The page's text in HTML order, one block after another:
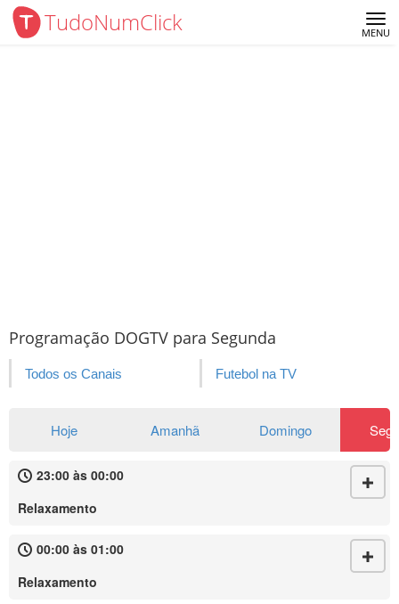
TudoNumClick MENU
Programação DOGTV para Segunda
Todos os Canais Futebol na TV
Hoje Amanhã Domingo
23:00 às 00:00
Relaxamento
00:00 às 01:00
Relaxamento